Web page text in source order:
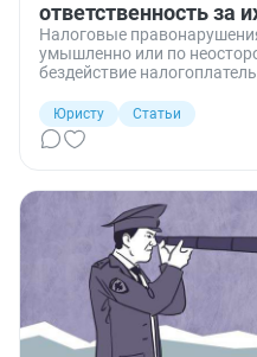
ответственность за
Налоговые
умышленно или по
бездействие
которые нарушают
и порождают санкции по
функциях и признаках
Расскажем и о том, что
усугубить. Также
грозящей за нарушение
Юристу
Статьи